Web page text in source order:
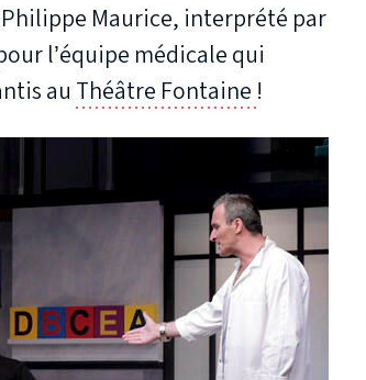
Maurice, interprété par
l’équipe médicale qui
au Théâtre Fontaine !